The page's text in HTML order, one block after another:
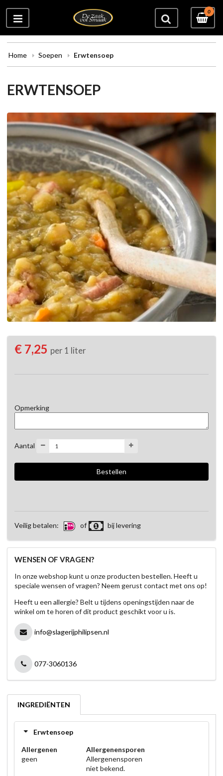
0
Home Soepen Erwtensoep
ERWTENSOEP
€ 7,25 per 1 liter
Opmerking
Aantal
Veilig betalen: of bij levering
WENSEN OF VRAGEN?
In onze webshop kunt u onze producten bestellen. Heeft u
speciale wensen of vragen? Neem gerust contact met ons op!
Heeft u een allergie? Belt u tijdens openingstijden naar de
winkel om te horen of dit product geschikt voor u is.
info@slagerijphilipsen.nl
077-3060136
INGREDIËNTEN
Erwtensoep
Allergenen
geen
Allergenensporen
Allergenensporen
niet bekend.